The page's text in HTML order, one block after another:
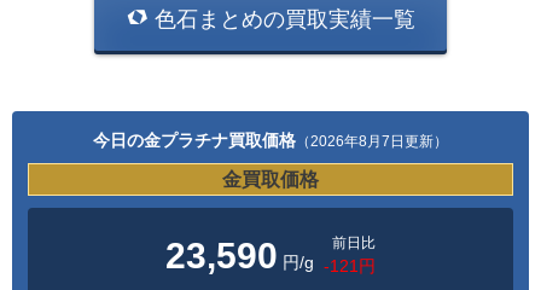
色石まとめの買取実績一覧
今日の金プラチナ買取価格 （2026年8月7日更新）
金買取価格
23,590 円/g
前日比
-121円